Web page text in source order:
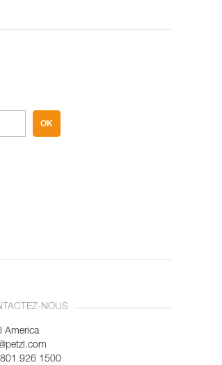
OK
NOUS
America
801 926 1500